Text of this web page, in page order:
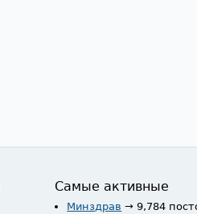
Самые активные
Минздрав → 9,784